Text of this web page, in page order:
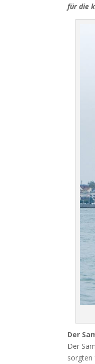
für die
Der
Der
sorgten